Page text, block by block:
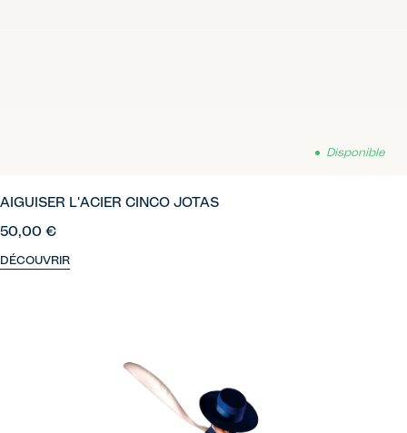
Disponible
AIGUISER L'ACIER CINCO JOTAS
50,00 €
DÉCOUVRIR